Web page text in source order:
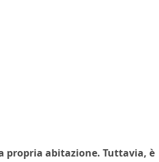
propria abitazione. Tuttavia, è